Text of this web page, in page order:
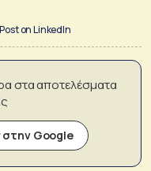
Post on LinkedIn
στα αποτελέσματα
Google